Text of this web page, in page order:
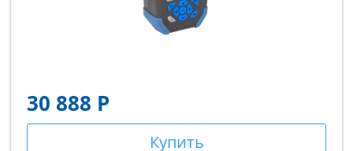
30 888 Р
Купить